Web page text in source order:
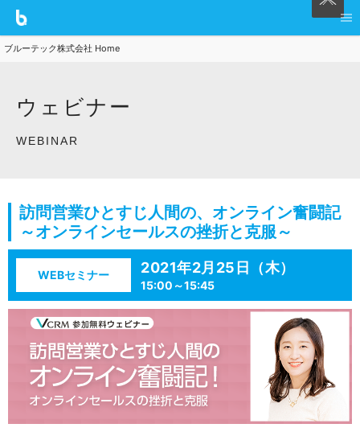
ブルーテック株式会社 Home
ウェビナー
WEBINAR
訪問営業ひとすじ人間の、オンライン奮闘記
～オンラインセールスの挫折と克服～
WEBセミナー 2021年2月25日（木）
15:00～15:45